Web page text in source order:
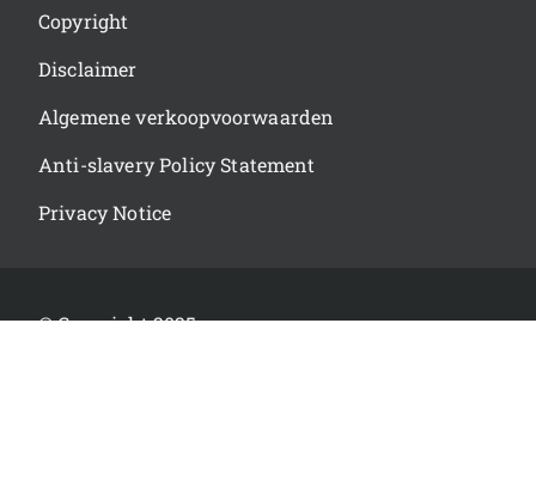
Copyright
Disclaimer
Algemene verkoopvoorwaarden
Anti-slavery Policy Statement
Privacy Notice
© Copyright 2025